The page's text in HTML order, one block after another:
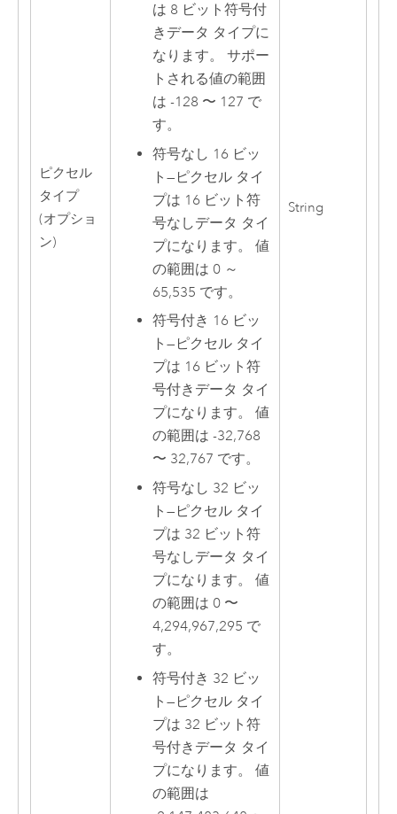
ピクセル
タイプ
(オプショ
ン)
は 8 ビット符号付
きデータ タイプに
なります。 サポー
トされる値の範囲
は -128 〜 127 で
す。
符号なし 16 ビッ
ト— ピクセル タイ
プは 16 ビット符
号なしデータ タイ
プになります。 値
の範囲は 0 ～
65,535 です。
符号付き 16 ビッ
ト— ピクセル タイ
プは 16 ビット符
号付きデータ タイ
プになります。 値
の範囲は -32,768
〜 32,767 です。
符号なし 32 ビッ
ト— ピクセル タイ
プは 32 ビット符
号なしデータ タイ
プになります。 値
の範囲は 0 〜
4,294,967,295 で
す。
符号付き 32 ビッ
ト— ピクセル タイ
プは 32 ビット符
号付きデータ タイ
プになります。 値
の範囲は
String